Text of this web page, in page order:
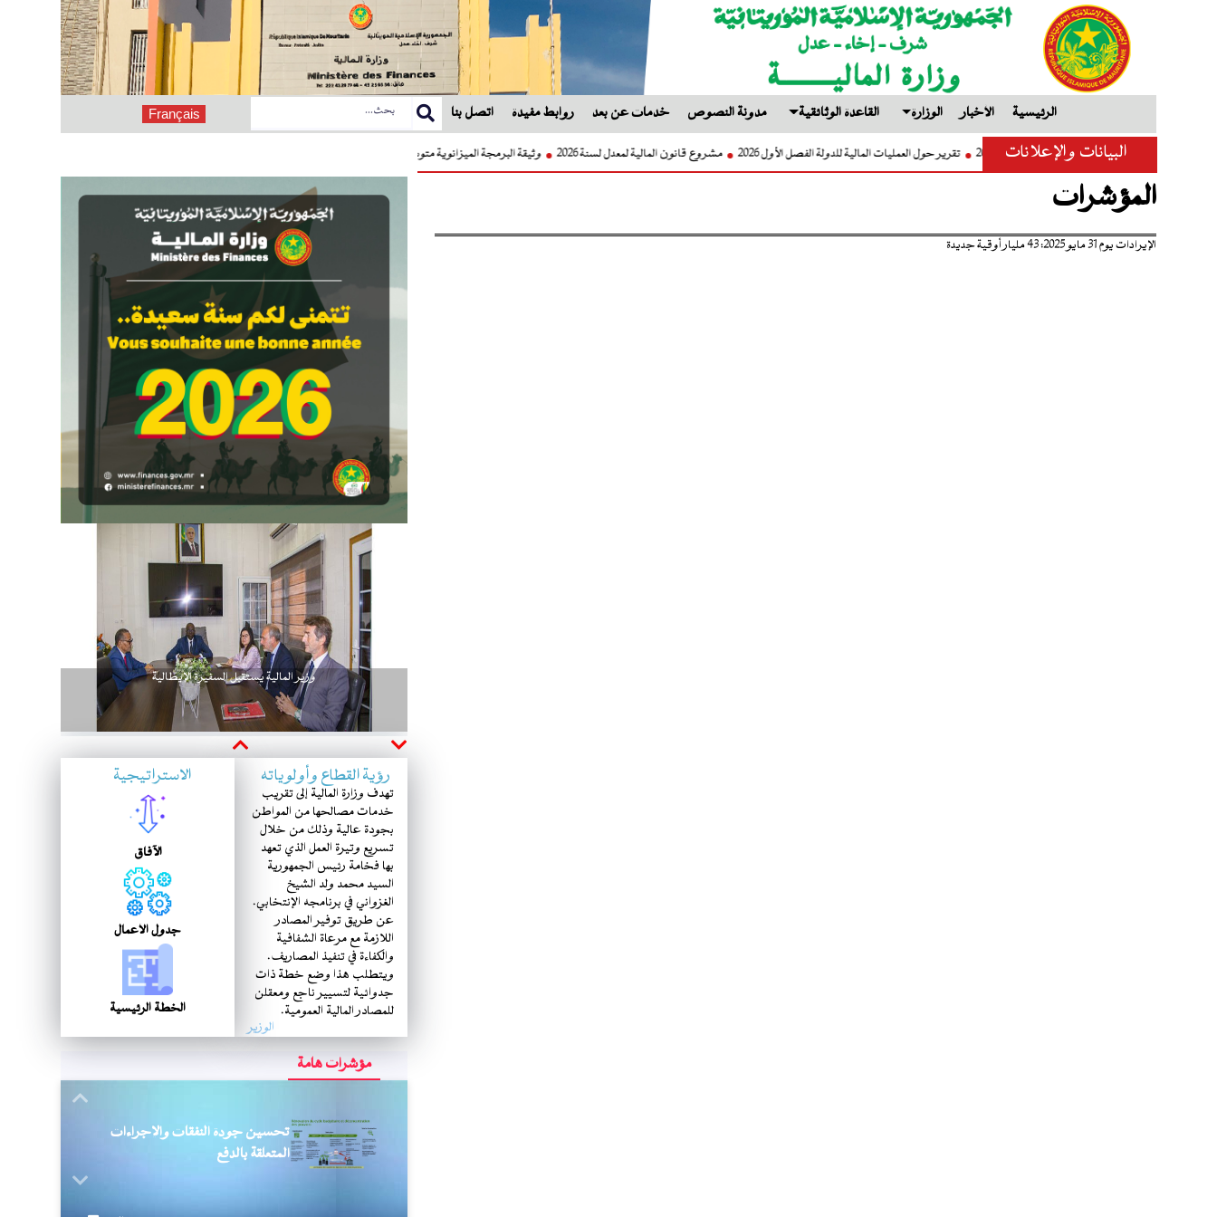
الرئيسية الأخبار الوزارة القاعدة الوثائقية مدونة النصوص خدمات عن بعد روابط مفيدة اتصل بنا Français
البيانات والإعلانات
تعميم إعداد مشروع قانون المالية لسنة 2027 تقرير حول العمليات المالية للدولة الفصل الأول 2026 مشروع قانون المالية لمعدل لسنة 2026 وثيقة البرمجة الميزانوية متوسطة المدى 2027 - 2029
المؤشرات
الإيرادات يوم 31 مايو 2025: 43 مليار أوقية جديدة
وزير المالية يستقبل السفيرة الإيطالية
رؤية القطاع وأولوياته
تهدف وزارة المالية إلى تقريب
خدمات مصالحها من المواطن
بجودة عالية وذلك من خلال
تسريع وتيرة العمل الذي تعهد
بها فخامة رئيس الجمهورية
السيد محمد ولد الشيخ
الغزواني في برنامجه الإنتخابي.
عن طريق توفير المصادر
اللازمة مع مرعاة الشفافية
والكفاءة في تنفيذ المصاريف.
ويتطلب هذا وضع خطة ذات
جدوائية لتسيير ناجع ومعقلن
للمصادر المالية العمومية.
الوزير
الاستراتيجية
الآفاق
جدول الأعمال
الخطة الرئيسية
مؤشرات هامة
تحسين جودة النفقات والإجراءات
المتعلقة بالدفع
Previous
Next